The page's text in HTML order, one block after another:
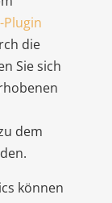
Plugin
die
Sie sich
dem
können